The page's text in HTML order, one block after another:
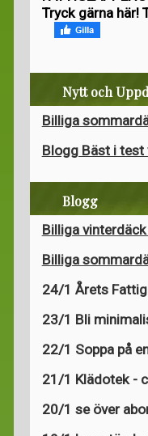
Tryck gärna här!
Nytt och
Billiga
Blogg Bäst i
Blogg
Billiga
Billiga
24/1 Årets
23/1 Bli
22/1 Soppa på
21/1 Klädotek -
20/1 se över